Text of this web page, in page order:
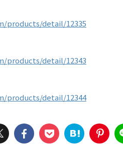
products/detail/12335
products/detail/12343
products/detail/12344